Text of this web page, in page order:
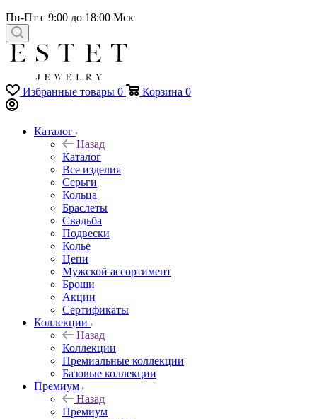
Пн-Пт с 9:00 до 18:00 Мск
Избранные товары 0 Корзина 0
Каталог
Назад
Каталог
Все изделия
Серьги
Кольца
Браслеты
Свадьба
Подвески
Колье
Цепи
Мужской ассортимент
Броши
Акции
Сертификаты
Коллекции
Назад
Коллекции
Премиальные коллекции
Базовые коллекции
Премиум
Назад
Премиум